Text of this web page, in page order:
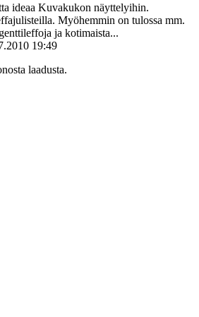
ideaa Kuvakukon näyttelyihin.
Myöhemmin on tulossa mm.
ja kotimaista...
19:49
laadusta.